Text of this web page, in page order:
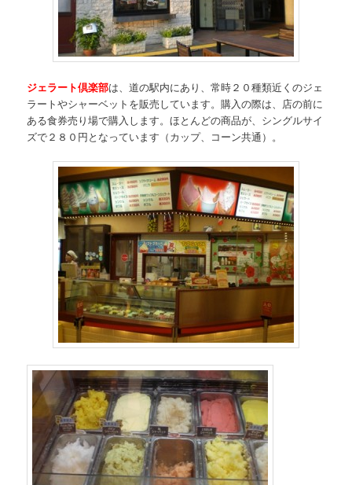
ジェラート倶楽部は、道の駅内にあり、常時２０種類近くのジェ
ラートやシャーベットを販売しています。購入の際は、店の前に
ある食券売り場で購入します。ほとんどの商品が、シングルサイ
ズで２８０円となっています（カップ、コーン共通）。